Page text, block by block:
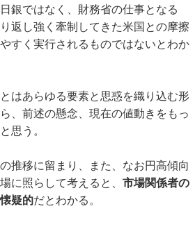
銀ではなく、財務省の仕事となる
返し強く牽制してきた米国との摩擦
すく実行されるものではないとわか
はあらゆる要素と思惑を織り込む形
、前述の懸念、現在の値動きをもっ
思う。
推移に留まり、また、なお円高傾向
に照らして考えると、 市場関係者の
疑的だとわかる。